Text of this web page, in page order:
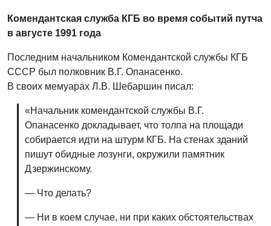
Комендантская служба КГБ во время событий путча
в августе 1991 года
Последним начальником Комендантской службы КГБ
СССР был полковник В.Г. Опанасенко.
В своих мемуарах Л.В. Шебаршин писал:
«Начальник комендантской службы В.Г.
Опанасенко докладывает, что толпа на площади
собирается идти на штурм КГБ. На стенах зданий
пишут обидные лозунги, окружили памятник
Дзержинскому.
— Что делать?
— Ни в коем случае, ни при каких обстоятельствах